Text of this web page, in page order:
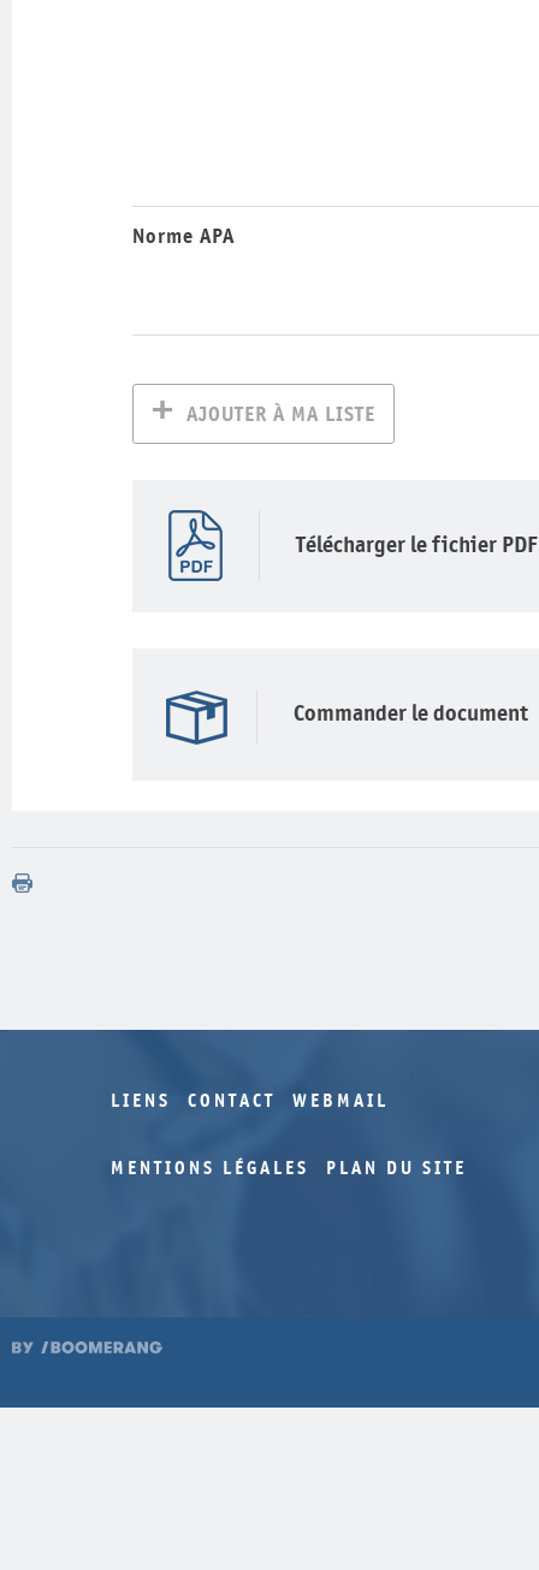
Norme APA
AJOUTER À MA LISTE
Télécharger le fichier PDF
Commander le document
LIENS CONTACT WEBMAIL
MENTIONS LÉGALES PLAN DU SITE